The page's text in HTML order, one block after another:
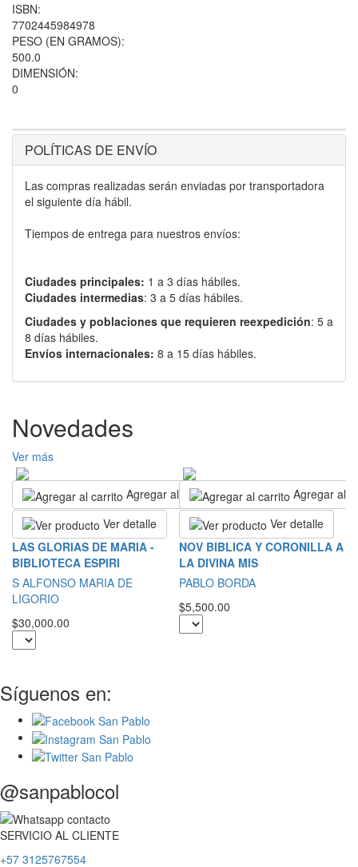
ISBN:
7702445984978
PESO (EN GRAMOS):
500.0
DIMENSIÓN:
0
POLÍTICAS DE ENVÍO
Las compras realizadas serán enviadas por transportadora
el siguiente día hábil.
Tiempos de entrega para nuestros envíos:
Ciudades principales: 1 a 3 días hábiles.
Ciudades intermedias: 3 a 5 días hábiles.
Ciudades y poblaciones que requieren reexpedición: 5 a
8 días hábiles.
Envíos internacionales: 8 a 15 días hábiles.
Novedades
Ver más
Agregar al carrito
Ver detalle
LAS GLORIAS DE MARIA -
BIBLIOTECA ESPIRI
S ALFONSO MARIA DE
LIGORIO
$30,000.00
Agregar al
Ver detalle
NOV BIBLICA Y CORONILLA A
LA DIVINA MIS
PABLO BORDA
$5,500.00
Síguenos en:
@sanpablocol
SERVICIO AL CLIENTE
+57 3125767554